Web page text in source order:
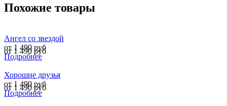
Похожие товары
Ангел со звездой
от 1 490 руб
от 1 490 руб
Подробнее
Хорошие друзья
от 1 490 руб
от 1 490 руб
Подробнее